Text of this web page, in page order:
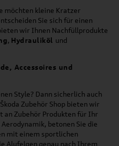
möchten kleine Kratzer
Sie sich für einen
wir Ihnen Nachfüllprodukte
, Hydrauliköl und
Accessoires und
Style? Dann sicherlich auch
Zubehör Shop bieten wir
an Zubehör Produkten für Ihr
betonen Sie die
mit einem sportlichen
Alufelgen genau nach Ihrem